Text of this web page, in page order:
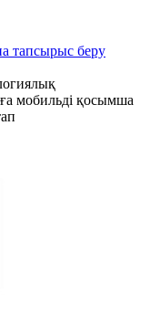
тапсырыс беру
мобильді қосымша